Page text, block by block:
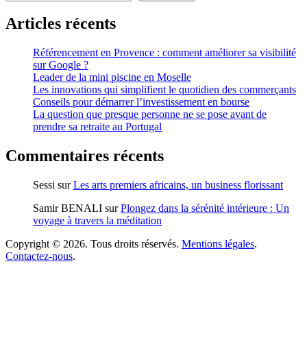
Articles récents
Référencement en Provence : comment améliorer sa visibilité
sur Google ?
Leader de la mini piscine en Moselle
Les innovations qui simplifient le quotidien des commerçants
Conseils pour démarrer l’investissement en bourse
La question que presque personne ne se pose avant de
prendre sa retraite au Portugal
Commentaires récents
Sessi surLes arts premiers africains, un business florissant
Samir BENALI surPlongez dans la sérénité intérieure : Un
voyage à travers la méditation
Copyright © 2026. Tous droits réservés. Mentions légales.
Contactez-nous.